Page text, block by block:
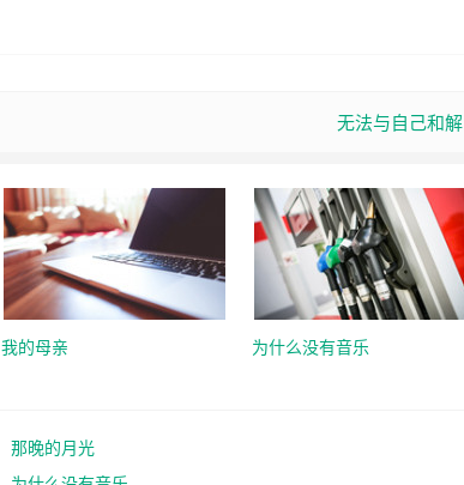
无法与自己和解
我的母亲 为什么没有音乐
那晚的月光